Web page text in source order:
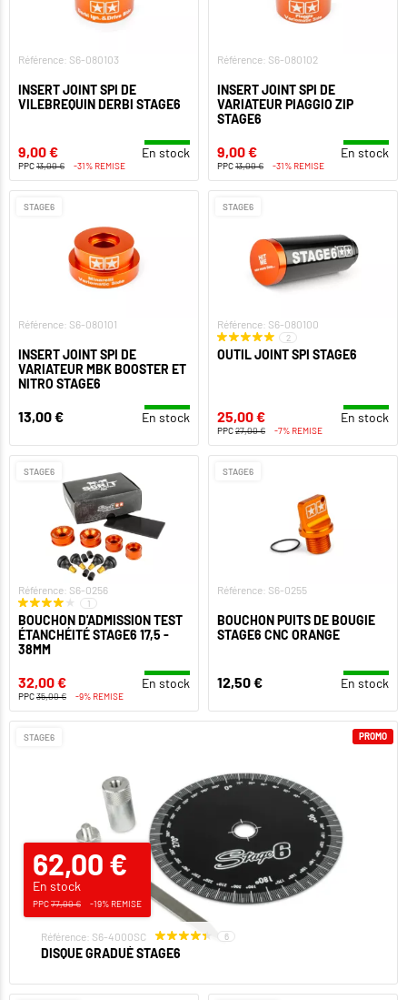
Référence: S6-080103
INSERT JOINT SPI DE
VILEBREQUIN DERBI STAGE6
9,00 € En stock
PPC13,00 € -31% REMISE
Référence: S6-080102
INSERT JOINT SPI DE
VARIATEUR PIAGGIO ZIP
STAGE6
9,00 € En stock
PPC13,00 € -31% REMISE
STAGE6
Référence: S6-080101
INSERT JOINT SPI DE
VARIATEUR MBK BOOSTER ET
NITRO STAGE6
13,00 € En stock
STAGE6
Référence: S6-080100
2
OUTIL JOINT SPI STAGE6
25,00 € En stock
PPC27,00 € -7% REMISE
STAGE6
Référence: S6-0256
1
BOUCHON D'ADMISSION TEST
ÉTANCHÉITÉ STAGE6 17,5 -
38MM
32,00 € En stock
PPC35,00 € -9% REMISE
STAGE6
Référence: S6-4000SC 6
DISQUE GRADUÉ STAGE6
62,00 €
En stock
PPC77,00 € -19% REMISE
PROMO
STAGE6
Référence: S6-0255
BOUCHON PUITS DE BOUGIE
STAGE6 CNC ORANGE
12,50 € En stock